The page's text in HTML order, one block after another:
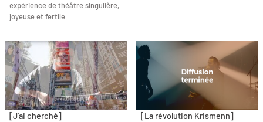
expérience de théâtre singulière,
joyeuse et fertile.
[J’ai cherché]
[La révolution Krismenn]